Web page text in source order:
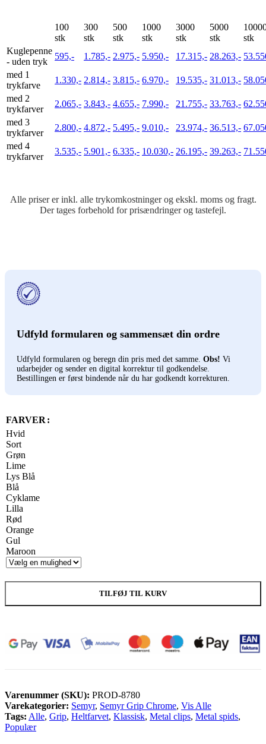
100
stk
300
stk
500
stk
1000
stk
3000
stk
5000
stk
stk
Kuglepenne
- uden tryk
595,- 1.785,- 2.975,- 5.950,- 17.315,- 28.263,-
med 1
trykfarve
1.330,- 2.814,- 3.815,- 6.970,- 19.535,- 31.013,-
med 2
trykfarver
2.065,- 3.843,- 4.655,- 7.990,- 21.755,- 33.763,-
med 3
trykfarver
2.800,- 4.872,- 5.495,- 9.010,- 23.974,- 36.513,-
med 4
trykfarver
3.535,- 5.901,- 6.335,- 10.030,- 26.195,- 39.263,-
Alle priser er inkl. alle trykomkostninger og ekskl. moms og fragt.
Der tages forbehold for prisændringer og tastefejl.
Udfyld formularen og sammensæt din ordre
Udfyld formularen og beregn din pris med det samme. Obs! Vi
udarbejder og sender en digital korrektur til godkendelse.
Bestillingen er først bindende når du har godkendt korrekturen.
FARVER
Hvid
Sort
Grøn
Lime
Lys Blå
Blå
Cyklame
Lilla
Rød
Orange
Gul
Maroon
TILFØJ TIL KURV
Varenummer (SKU): PROD-8780
Varekategorier: Semyr, Semyr Grip Chrome, Vis Alle
Tags: Alle, Grip, Heltfarvet, Klassisk, Metal clips, Metal spids,
Populær